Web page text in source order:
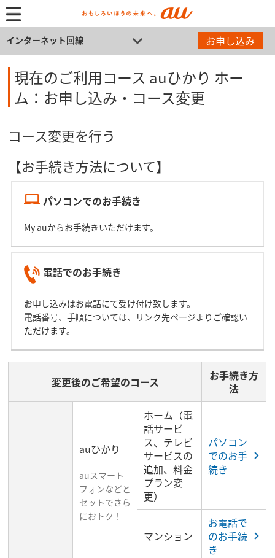
インターネット回線 お申し込み
現在のご利用コース auひかり ホー
ム：お申し込み・コース変更
コース変更を行う
【お手続き方法について】
パソコンでのお手続き
My auからお手続きいただけます。
電話でのお手続き
お申し込みはお電話にて受け付け致します。
電話番号、手順については、リンク先ページよりご確認い
ただけます。
変更後のご希望のコース
お手続き方
法
auひかり
auスマート
フォンなどと
セットでさら
におトク！
ホーム（電
話サービ
ス、テレビ
サービスの
追加、料金
プラン変
更）
パソコン
でのお手
続き
マンション
お電話で
のお手続
き